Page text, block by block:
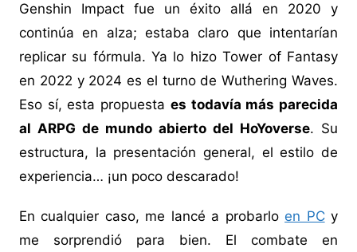
Genshin Impact fue un éxito allá en 2020 y
continúa en alza; estaba claro que intentarían
replicar su fórmula. Ya lo hizo Tower of Fantasy
en 2022 y 2024 es el turno de Wuthering Waves.
Eso sí, esta propuesta es todavía más parecida
al ARPG de mundo abierto del HoYoverse. Su
estructura, la presentación general, el estilo de
experiencia… ¡un poco descarado!
En cualquier caso, me lancé a probarlo en PCy
me sorprendió para bien. El combate en